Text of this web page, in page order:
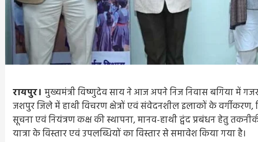
रायपुर। मुख्यमंत्री विष्णुदेव साय ने आज अपने निज निवास बगिया में
जशपुर जिले में हाथी विचरण क्षेत्रों एवं संवेदनशील इलाकों के
सूचना एवं नियंत्रण कक्ष की स्थापना, मानव-हाथी द्वंद प्रबंधन हेतु
यात्रा के विस्तार एवं उपलब्धियों का विस्तार से समावेश किया गया है।